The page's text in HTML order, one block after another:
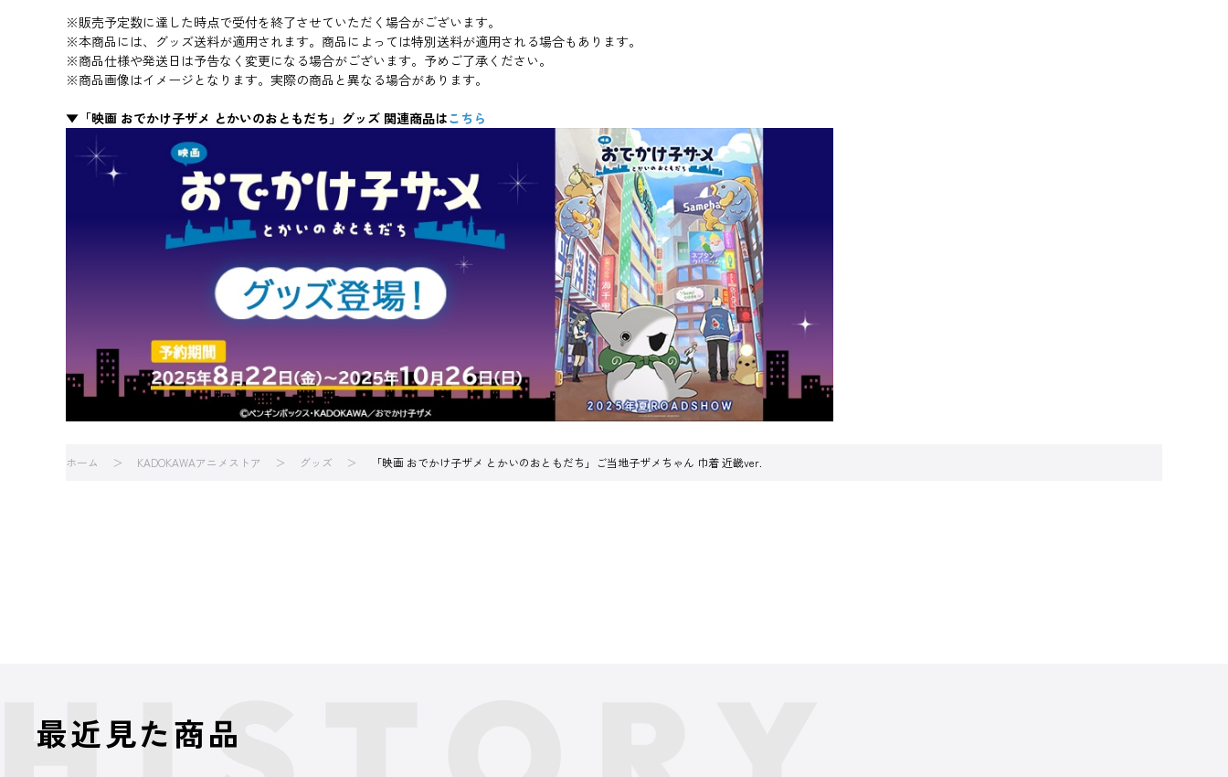
※販売予定数に達した時点で受付を終了させていただく場合がございます。
※本商品には、グッズ送料が適用されます。商品によっては特別送料が適用される場合もあります。
※商品仕様や発送日は予告なく変更になる場合がございます。予めご了承ください。
※商品画像はイメージとなります。実際の商品と異なる場合があります。
▼「映画 おでかけ子ザメ とかいのおともだち」グッズ 関連商品はこちら
ホーム KADOKAWAアニメストア グッズ 「映画 おでかけ子ザメ とかいのおともだち」ご当地子ザメちゃん 巾着 近畿ver.
最近見た商品